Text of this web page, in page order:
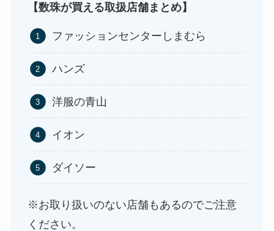
再販はある？
使い捨ておしぼりはどこで買える？販売店は100均
【数珠が買える取扱店舗まとめ】
ファッションセンターしまむら
ハンズ
洋服の青山
イオン
ダイソー
※お取り扱いのない店舗もあるのでご注意
ください。